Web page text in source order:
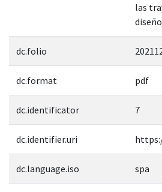
las
dc.folio
dc.format pdf
dc.identificator 7
dc.identifier.uri
dc.language.iso spa